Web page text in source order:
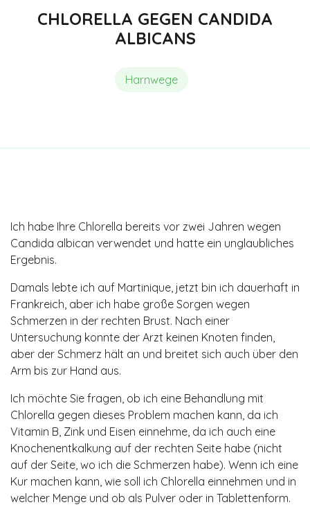
CHLORELLA GEGEN CANDIDA
ALBICANS
Harnwege
Ich habe Ihre Chlorella bereits vor zwei Jahren wegen
Candida albican verwendet und hatte ein unglaubliches
Ergebnis.
Damals lebte ich auf Martinique, jetzt bin ich dauerhaft in
Frankreich, aber ich habe große Sorgen wegen
Schmerzen in der rechten Brust. Nach einer
Untersuchung konnte der Arzt keinen Knoten finden,
aber der Schmerz hält an und breitet sich auch über den
Arm bis zur Hand aus.
Ich möchte Sie fragen, ob ich eine Behandlung mit
Chlorella gegen dieses Problem machen kann, da ich
Vitamin B, Zink und Eisen einnehme, da ich auch eine
Knochenentkalkung auf der rechten Seite habe (nicht
auf der Seite, wo ich die Schmerzen habe). Wenn ich eine
Kur machen kann, wie soll ich Chlorella einnehmen und in
welcher Menge und ob als Pulver oder in Tablettenform.